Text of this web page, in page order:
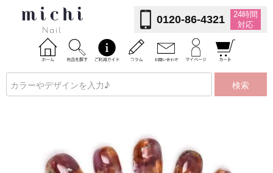
0120-86-4321
24時間
対応
検索